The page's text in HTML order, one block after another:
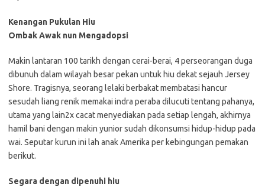
Kenangan Pukulan Hiu
Ombak Awak nun Mengadopsi
Makin lantaran 100 tarikh dengan cerai-berai, 4 perseorangan duga
dibunuh dalam wilayah besar pekan untuk hiu dekat sejauh Jersey
Shore. Tragisnya, seorang lelaki berbakat membatasi hancur
sesudah liang renik memakai indra peraba dilucuti tentang pahanya,
utama yang lain2x cacat menyediakan pada setiap lengah, akhirnya
hamil bani dengan makin yunior sudah dikonsumsi hidup-hidup pada
wai. Seputar kurun ini lah anak Amerika per kebingungan pemakan
berikut.
Segara dengan dipenuhi hiu